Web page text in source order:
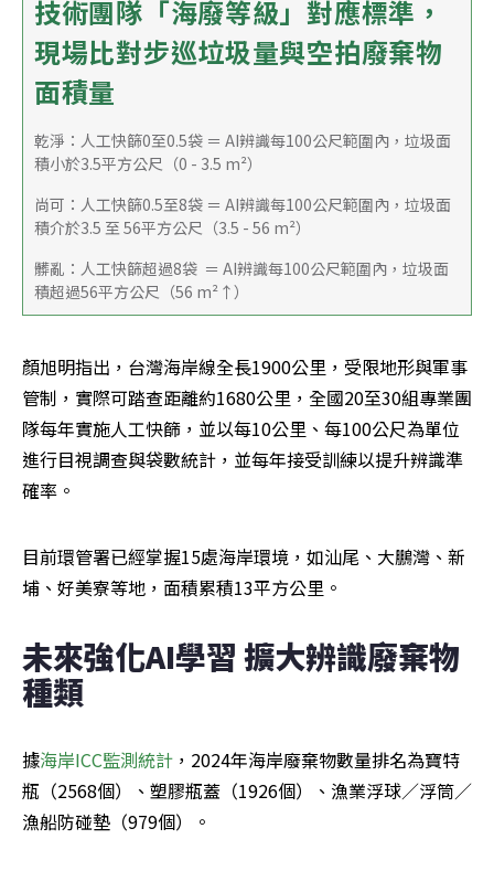
技術團隊「海廢等級」對應標準，
現場比對步巡垃圾量與空拍廢棄物
面積量
乾淨：人工快篩0至0.5袋 ＝ AI辨識每100公尺範圍內，垃圾面
積小於3.5平方公尺（0 - 3.5 m²）
尚可：人工快篩0.5至8袋 ＝ AI辨識每100公尺範圍內，垃圾面
積介於3.5 至 56平方公尺（3.5 - 56 m²）
髒亂：人工快篩超過8袋  ＝ AI辨識每100公尺範圍內，垃圾面
積超過56平方公尺（56 m²↑）
顏旭明指出，台灣海岸線全長1900公里，受限地形與軍事
管制，實際可踏查距離約1680公里，全國20至30組專業團
隊每年實施人工快篩，並以每10公里、每100公尺為單位
進行目視調查與袋數統計，並每年接受訓練以提升辨識準
確率。
目前環管署已經掌握15處海岸環境，如汕尾、大鵬灣、新
埔、好美寮等地，面積累積13平方公里。
未來強化AI學習 擴大辨識廢棄物
種類
據海岸ICC監測統計 ，2024年海岸廢棄物數量排名為寶特
瓶（2568個）、塑膠瓶蓋（1926個）、漁業浮球／浮筒／
漁船防碰墊（979個）。